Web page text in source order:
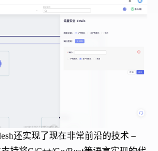
还实现了现在非常前沿的技术–